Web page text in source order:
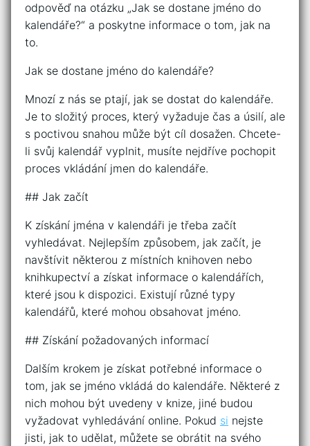
odpověď na otázku „Jak se dostane jméno do
kalendáře?“ a poskytne informace o tom, jak na
to.
Jak se dostane jméno do kalendáře?
Mnozí z nás se ptají, jak se dostat do kalendáře.
Je to složitý proces, který vyžaduje čas a úsilí, ale
s poctivou snahou může být cíl dosažen. Chcete-
li svůj kalendář vyplnit, musíte nejdříve pochopit
proces vkládání jmen do kalendáře.
## Jak začít
K získání jména v kalendáři je třeba začít
vyhledávat. Nejlepším způsobem, jak začít, je
navštívit některou z místních knihoven nebo
knihkupectví a získat informace o kalendářích,
které jsou k dispozici. Existují různé typy
kalendářů, které mohou obsahovat jméno.
## Získání požadovaných informací
Dalším krokem je získat potřebné informace o
tom, jak se jméno vkládá do kalendáře. Některé z
nich mohou být uvedeny v knize, jiné budou
vyžadovat vyhledávání online. Pokud si nejste
jisti, jak to udělat, můžete se obrátit na svého